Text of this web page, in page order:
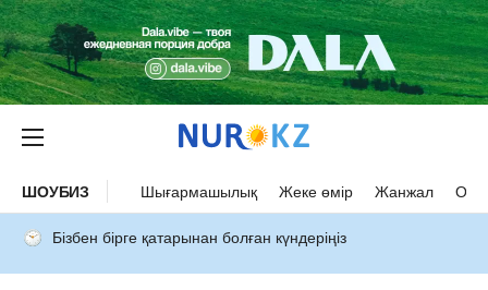
ШОУБИЗ Шығармашылық Жеке өмір Жанжал
Бізбен бірге қатарынан болған күндеріңіз